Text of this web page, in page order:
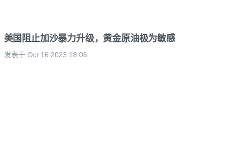
美国阻止加沙暴力升级，黄金原油极为敏感
发表于 Oct 16,2023 18:06